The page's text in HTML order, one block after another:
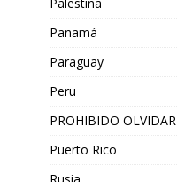
Panamá
Paraguay
Peru
PROHIBIDO OLVIDAR
Puerto Rico